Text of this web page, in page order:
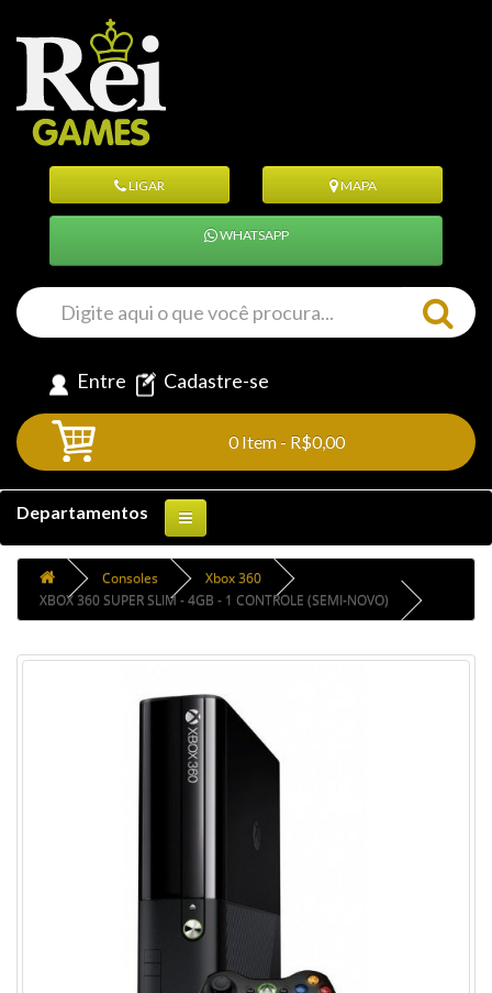
LIGAR MAPA
WHATSAPP
Entre Cadastre-se
0 Item - R$0,00
Departamentos
Consoles
Xbox 360
XBOX 360 SUPER SLIM - 4GB - 1 CONTROLE (SEMI-NOVO)